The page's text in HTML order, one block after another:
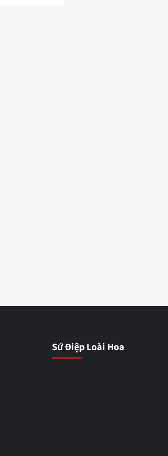
Sứ Điệp Loài Hoa